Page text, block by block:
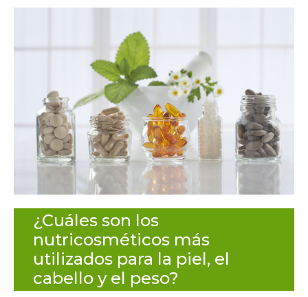
¿Cuáles son los
nutricosméticos más
utilizados para la piel, el
cabello y el peso?